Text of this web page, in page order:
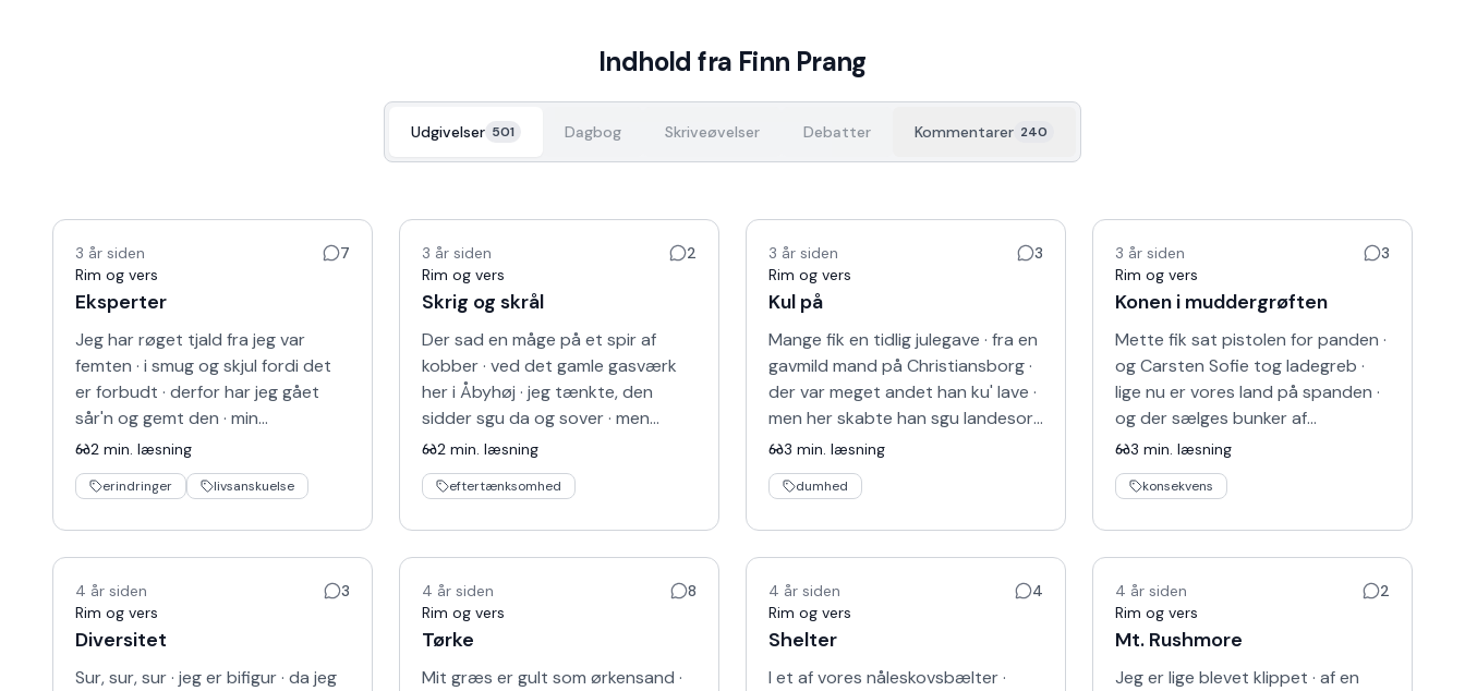
Indhold fra Finn Prang
Udgivelser 501 Dagbog Skriveøvelser Debatter Kommentarer 240
3 år siden
7
Rim og vers
Eksperter
Jeg har røget tjald fra jeg var
femten · i smug og skjul fordi det
er forbudt · derfor har jeg gået
sår'n og gemt den · min
hemmelighed - men nu er det slut ·
Dengang var der dem d…
2 min. læsning
erindringer livsanskuelse
3 år siden
2
Rim og vers
Skrig og skrål
Der sad en måge på et spir af
kobber · ved det gamle gasværk
her i Åbyhøj · jeg tænkte, den
sidder sgu da og sover · men
pludselig vågnede mågen og fløj ·
Jeg kunne følge den længe…
2 min. læsning
eftertænksomhed
3 år siden
3
Rim og vers
Kul på
Mange fik en tidlig julegave · fra en
gavmild mand på Christiansborg ·
der var meget andet han ku' lave ·
men her skabte han sgu landesorg
· for han delte ud af andres penge
· i en…
3 min. læsning
dumhed
3 år siden
3
Rim og vers
Konen i muddergrøften
Mette fik sat pistolen for panden ·
og Carsten Sofie tog ladegreb ·
lige nu er vores land på spanden ·
og der sælges bunker af
Randersreb · det blæste de på i
radikale · "lad lande…
3 min. læsning
konsekvens
4 år siden
3
Rim og vers
Diversitet
Sur, sur, sur · jeg er bifigur · da jeg
4 år siden
8
Rim og vers
Tørke
Mit græs er gult som ørkensand ·
4 år siden
4
Rim og vers
Shelter
I et af vores nåleskovsbælter ·
4 år siden
2
Rim og vers
Mt. Rushmore
Jeg er lige blevet klippet · af en